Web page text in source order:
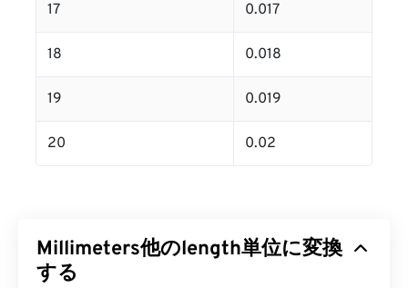
17 0.017
18 0.018
19 0.019
20 0.02
Millimeters他のlength単位に変換
する